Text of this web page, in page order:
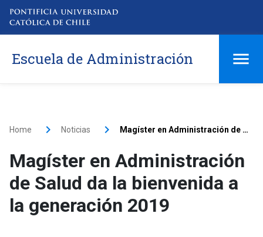
Escuela de Administración
Home Noticias Magíster en Administración de Salud da la bienvenida a la generación 2019
Magíster en Administración
de Salud da la bienvenida a
la generación 2019